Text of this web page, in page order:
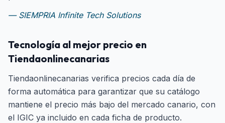
— SIEMPRIA Infinite Tech Solutions
Tecnología al mejor precio en
Tiendaonlinecanarias
Tiendaonlinecanarias verifica precios cada día de
forma automática para garantizar que su catálogo
mantiene el precio más bajo del mercado canario, con
el IGIC ya incluido en cada ficha de producto.